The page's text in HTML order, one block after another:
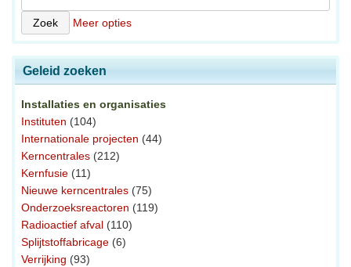
Meer opties
Geleid zoeken
Installaties en organisaties
Instituten (104)
Internationale projecten (44)
Kerncentrales (212)
Kernfusie (11)
Nieuwe kerncentrales (75)
Onderzoeksreactoren (119)
Radioactief afval (110)
Splijtstoffabricage (6)
Verrijking (93)